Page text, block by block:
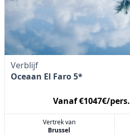
Verblijf
Oceaan El Faro 5*
Vanaf €1047€/pers.
Vertrek van
Brussel